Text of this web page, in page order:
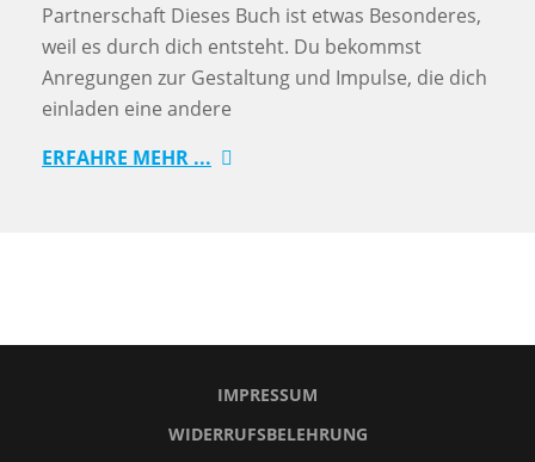
Partnerschaft Dieses Buch ist etwas Besonderes,
weil es durch dich entsteht. Du bekommst
Anregungen zur Gestaltung und Impulse, die dich
einladen eine andere
ERFAHRE MEHR ...
IMPRESSUM
WIDERRUFSBELEHRUNG